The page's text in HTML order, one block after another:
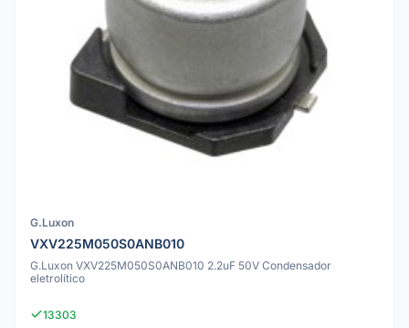
G.Luxon
VXV225M050S0ANB010
G.Luxon VXV225M050S0ANB010 2.2uF 50V Condensador
eletrolítico
13303